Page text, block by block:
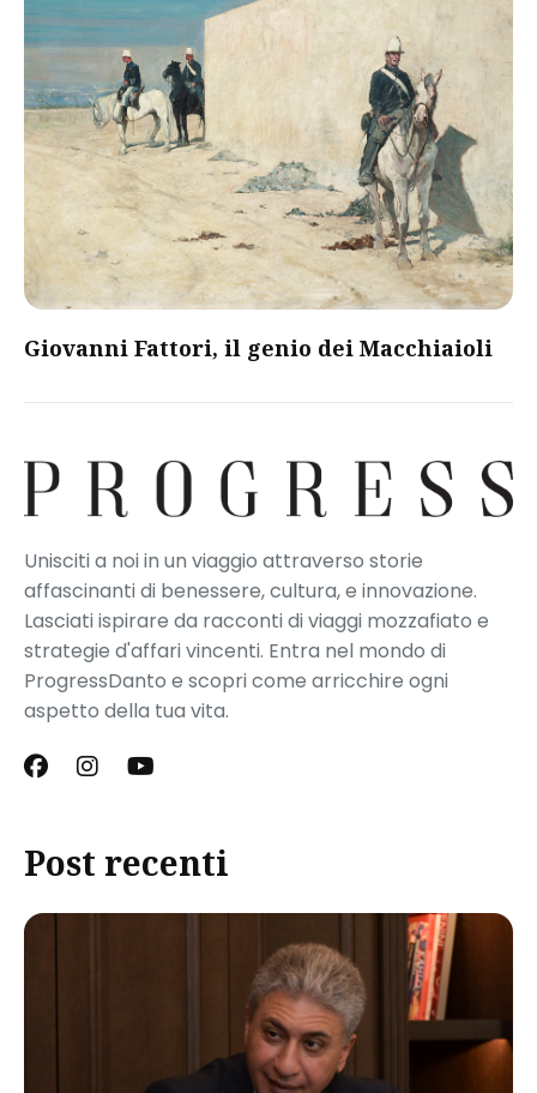
Giovanni Fattori, il genio dei Macchiaioli
Unisciti a noi in un viaggio attraverso storie
affascinanti di benessere, cultura, e innovazione.
Lasciati ispirare da racconti di viaggi mozzafiato e
strategie d'affari vincenti. Entra nel mondo di
ProgressDanto e scopri come arricchire ogni
aspetto della tua vita.
Post recenti